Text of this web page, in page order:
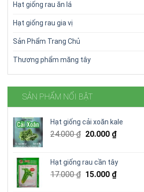
Hạt giống rau ăn lá
Hạt giống rau gia vị
Sản Phẩm Trang Chủ
Thương phẩm măng tây
SẢN PHẨM NỔI BẬT
Hạt giống cải xoăn kale
24.000₫ Giá
24.000 ₫.
20.000 ₫Giá
là:
20.000 ₫.
Hạt giống rau cần tây
17.000₫ Giá
15.000 ₫Giá